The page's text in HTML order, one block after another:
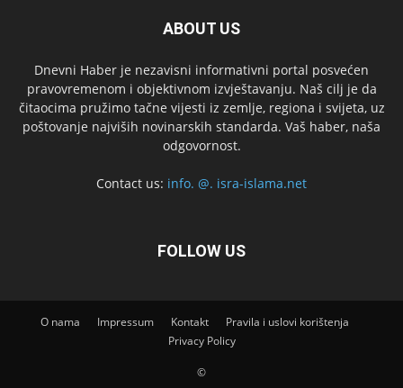
ABOUT US
Dnevni Haber je nezavisni informativni portal posvećen
pravovremenom i objektivnom izvještavanju. Naš cilj je da
čitaocima pružimo tačne vijesti iz zemlje, regiona i svijeta, uz
poštovanje najviših novinarskih standarda. Vaš haber, naša
odgovornost.
Contact us: info. @. isra-islama.net
FOLLOW US
O nama Impressum Kontakt
Pravila i uslovi korištenja
Privacy Policy
©